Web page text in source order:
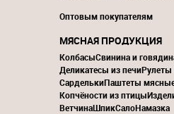
Оптовым покупателям
МЯСНАЯ ПРОДУКЦИЯ
КолбасыСвинина и
Деликатесы из печи
СарделькиПаштеты
Копчёности из птицы
ВетчинаШпикСалоНамазка